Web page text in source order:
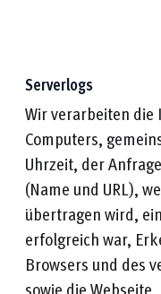
Serverlogs
Wir verarbeiten die
Computers,
Uhrzeit, der
(Name und URL),
übertragen wird,
erfolgreich war,
Browsers und des
sowie die